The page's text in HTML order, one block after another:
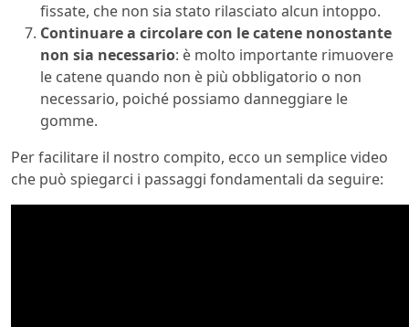
fissate, che non sia stato rilasciato alcun intoppo.
Continuare a circolare con le catene nonostante
non sia necessario: è molto importante rimuovere
le catene quando non è più obbligatorio o non
necessario, poiché possiamo danneggiare le
gomme.
Per facilitare il nostro compito, ecco un semplice video
che può spiegarci i passaggi fondamentali da seguire: